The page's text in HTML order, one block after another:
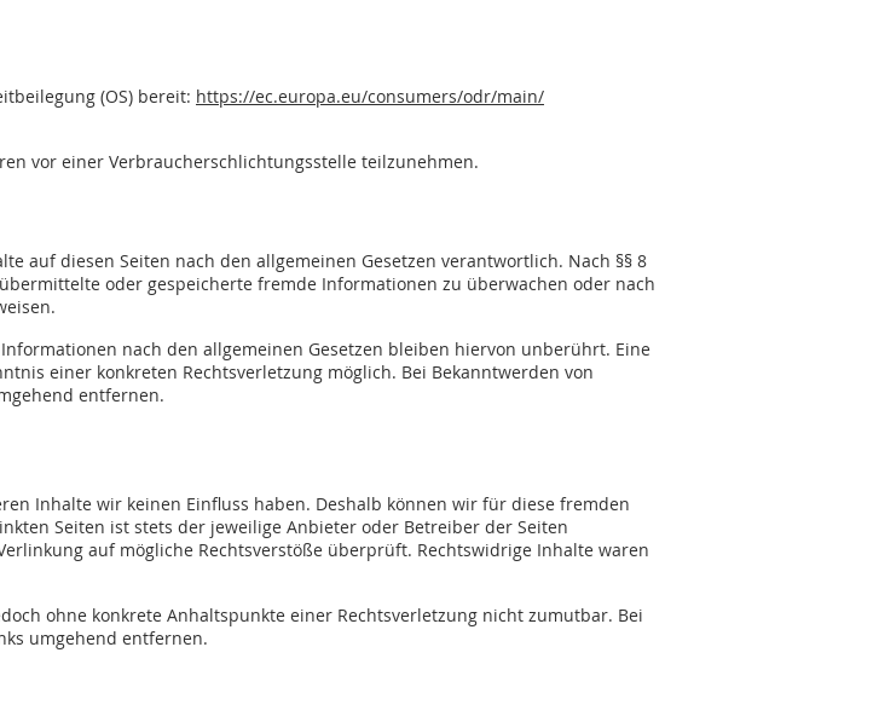
(OS) bereit: https://ec.europa.eu/consumers/odr/main/
vor einer Verbraucherschlichtungsstelle teilzunehmen.
auf diesen Seiten nach den allgemeinen Gesetzen verantwortlich. Nach §§ 8
oder gespeicherte fremde Informationen zu überwachen oder nach
nach den allgemeinen Gesetzen bleiben hiervon unberührt. Eine
einer konkreten Rechtsverletzung möglich. Bei Bekanntwerden von
entfernen.
Inhalte wir keinen Einfluss haben. Deshalb können wir für diese fremden
Seiten ist stets der jeweilige Anbieter oder Betreiber der Seiten
auf mögliche Rechtsverstöße überprüft. Rechtswidrige Inhalte waren
ohne konkrete Anhaltspunkte einer Rechtsverletzung nicht zumutbar. Bei
umgehend entfernen.